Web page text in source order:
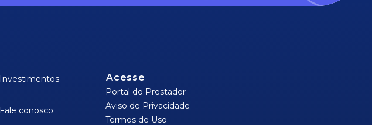
Investimentos
Fale conosco
Acesse
Portal do Prestador
Aviso de Privacidade
Termos de Uso